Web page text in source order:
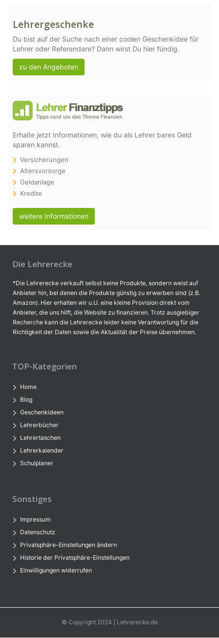
Lehrergeschenke
Du bist auf der Suche nach einer coolen Geschenkidee für
Lehrer oder Referendare? Dann wirst Du hier fündig.
zu den Angeboten
Erhalte jetzt Informationen, wie du als Lehrer bares Geld
sparen kannst.
Versicherungen
Altersvorsorge
Geldanlage
Kredite
weitere Informationen
Die Lehrerecke
*Die Lehrerecke verkauft selbst keine Produkte, sondern weist auf
Anbieter hin, bei denen die Produkte günstig zu erwerben sind (z.B.
Amazon). Hier erhalten wir u.U. eine kleine Provision direkt vom
Anbieter, die uns hilft, die Website zu finanzieren. Trotz ausgiebiger
Recherche kann die Lehrerecke leider keine Verantwortung für die
Richtigkeit der Daten sowie die Aktualität der Preise übernehmen.
TOP-Kategorien
Home
Blog
Geschenkideen
Lehrerbücher
Lehrertaschen
Lehrerkalender
Schulplaner
Sonstiges
Impressum
Datenschutz
Privatsphäre-Einstellungen ändern
Historie der Privatsphäre-Einstellungen
Einwilligungen widerrufen
© Copyright 2024 | Lehrerecke.de